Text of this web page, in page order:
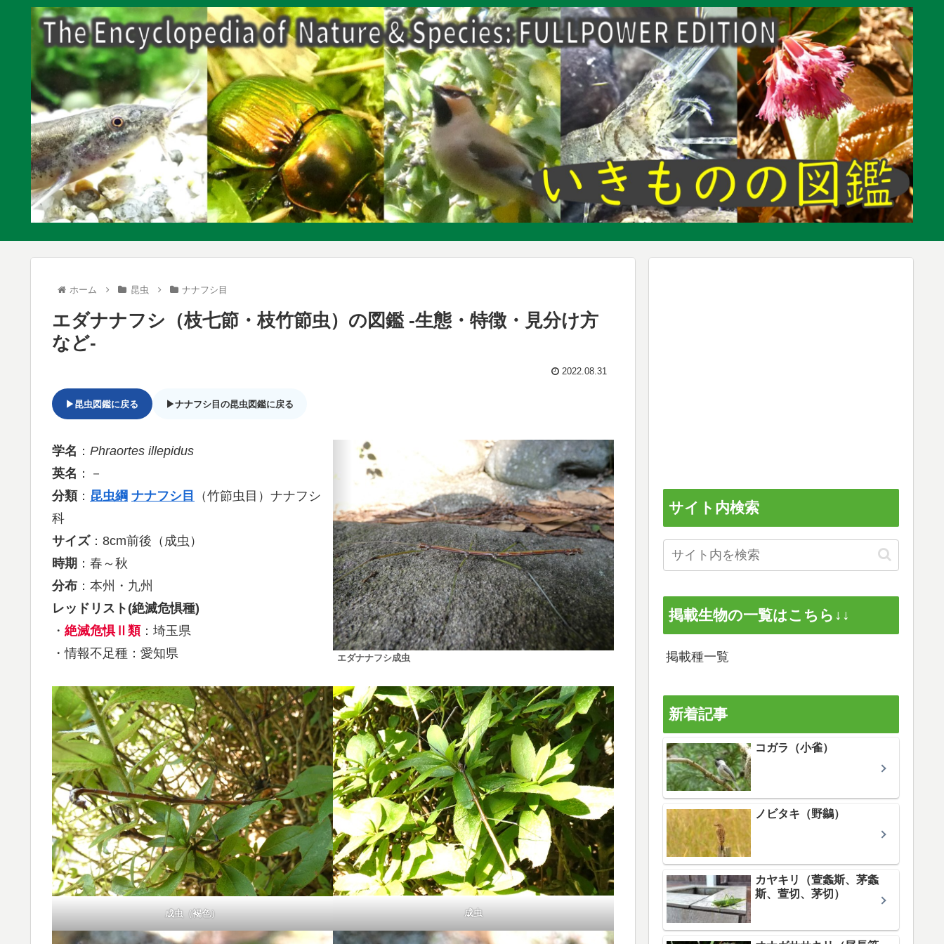
ホーム 昆虫 ナナフシ目
エダナナフシ（枝七節・枝竹節虫）の図鑑 -生態・特徴・見分け方
など-
2022.08.31
▶昆虫図鑑に戻る ▶ナナフシ目の昆虫図鑑に戻る
学名 ： Phraortes illepidus
英名 ：－
分類 ： 昆虫綱 ナナフシ目
（竹節虫目）ナナフシ
科
サイズ：8cm前後（成虫）
時期 ：春～秋
分布 ：本州・九州
レッドリスト(絶滅危惧種)
・ 絶滅危惧Ⅱ類 ：埼玉県
・情報不足種：愛知県
エダナナフシ成虫
成虫（褐色） 成虫
サイト内検索
掲載生物の一覧はこちら↓↓
掲載種一覧
新着記事
コガラ（小雀）
ノビタキ（野鶲）
カヤキリ（萱螽斯、茅螽
斯、萱切、茅切）